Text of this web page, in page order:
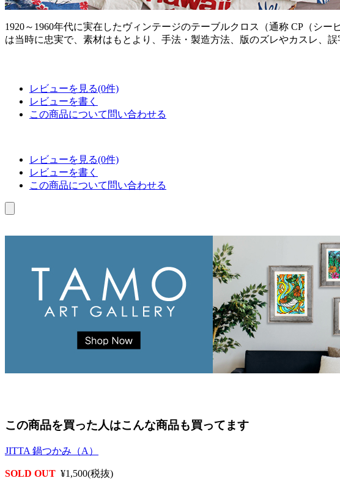
1920～1960年代に実在したヴィンテージのテーブルクロス（通称 CP（シ
は当時に忠実で、素材はもとより、手法・製造方法、版のズレやカスレ、誤
レビューを見る(0件)
レビューを書く
この商品について問い合わせる
レビューを見る(0件)
レビューを書く
この商品について問い合わせる
この商品を買った人はこんな商品も買ってます
JITTA 鍋つかみ（A）
SOLD OUT ¥1,500(税抜)